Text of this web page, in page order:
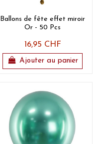
Ballons de fête effet miroir
Or - 50 Pcs
16,95 CHF
Ajouter au panier